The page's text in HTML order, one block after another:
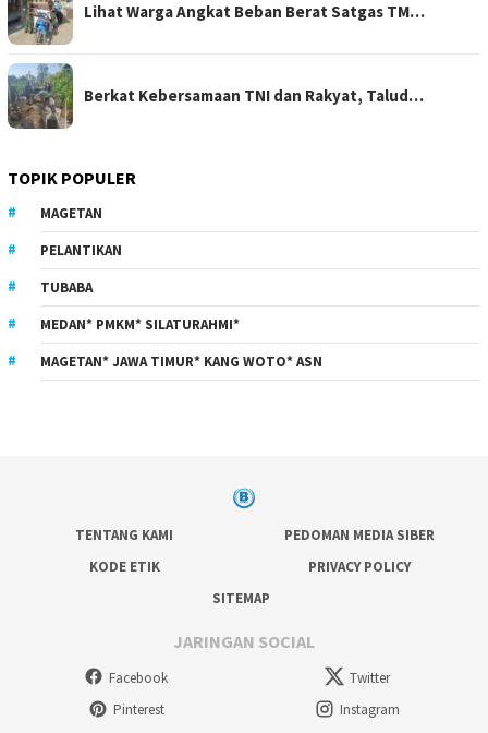
Lihat Warga Angkat Beban Berat Satgas TM…
Berkat Kebersamaan TNI dan Rakyat, Talud…
TOPIK POPULER
MAGETAN
PELANTIKAN
TUBABA
MEDAN* PMKM* SILATURAHMI*
MAGETAN* JAWA TIMUR* KANG WOTO* ASN
TENTANG KAMI
PEDOMAN MEDIA SIBER
KODE ETIK
PRIVACY POLICY
SITEMAP
JARINGAN SOCIAL
Facebook
Twitter
Pinterest
Instagram